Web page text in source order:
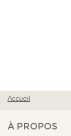
VOUS ÊTES ICI
Accueil
À PROPOS